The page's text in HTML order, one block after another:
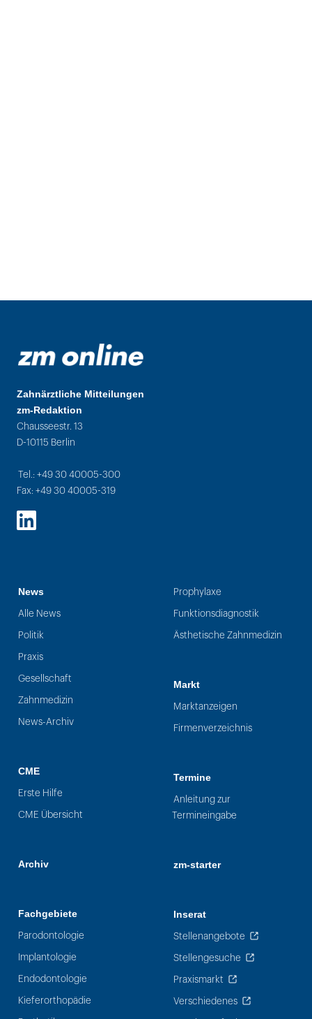
Zahnärztliche Mitteilungen
zm-Redaktion
Chausseestr. 13
D-10115 Berlin
Tel.: +49 30 40005-300
Fax: +49 30 40005-319
LinkedIn
News
Alle News
Politik
Praxis
Gesellschaft
Zahnmedizin
News-Archiv
CME
Erste Hilfe
CME Übersicht
Archiv
Fachgebiete
Parodontologie
Implantologie
Endodontologie
Kieferorthopädie
Prophylaxe
Funktionsdiagnostik
Ästhetische Zahnmedizin
Markt
Marktanzeigen
Firmenverzeichnis
Termine
Anleitung zur
Termineingabe
zm-starter
Inserat
Stellenangebote
Stellengesuche
Praxismarkt
Verschiedenes